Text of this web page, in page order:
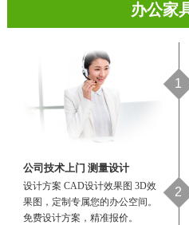
办公家
1
2
公司技术上门 测量设计
设计方案 CAD设计效果图 3D效
果图，定制专属您的办公空间。
免费设计方案，精准报价。